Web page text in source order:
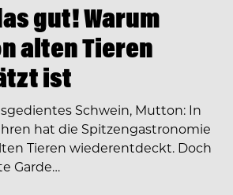
gut! Warum
alten Tieren
ist
Schwein, Mutton: In
hat die Spitzengastronomie
Tieren wiederentdeckt. Doch
Garde…